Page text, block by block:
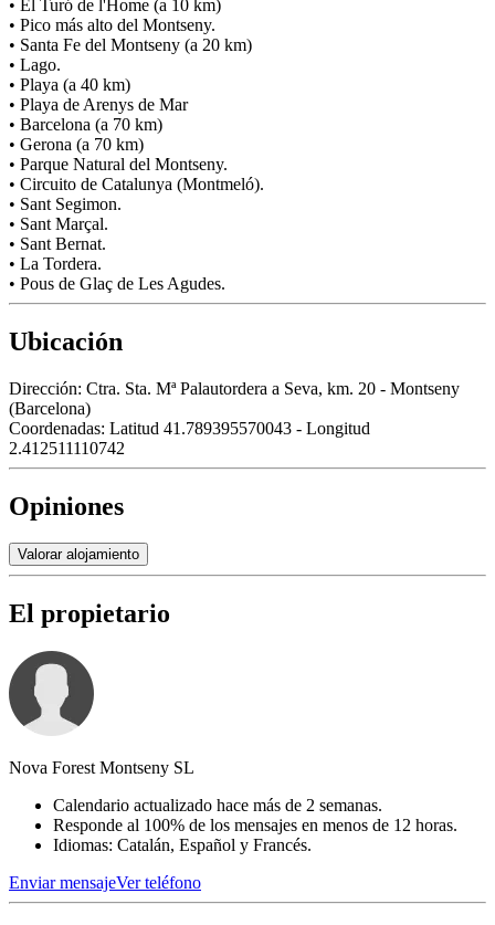
• El Turó de l'Home (a 10 km)
• Pico más alto del Montseny.
• Santa Fe del Montseny (a 20 km)
• Lago.
• Playa (a 40 km)
• Playa de Arenys de Mar
• Barcelona (a 70 km)
• Gerona (a 70 km)
• Parque Natural del Montseny.
• Circuito de Catalunya (Montmeló).
• Sant Segimon.
• Sant Marçal.
• Sant Bernat.
• La Tordera.
• Pous de Glaç de Les Agudes.
Ubicación
Dirección: Ctra. Sta. Mª Palautordera a Seva, km. 20 - Montseny
(Barcelona)
Coordenadas: Latitud 41.789395570043 - Longitud
2.412511110742
Opiniones
Valorar alojamiento
El propietario
Nova Forest Montseny SL
Calendario actualizado hace más de 2 semanas.
Responde al 100% de los mensajes en menos de 12 horas.
Idiomas: Catalán, Español y Francés.
Enviar mensajeVer teléfono